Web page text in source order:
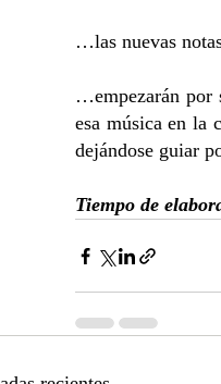
…las nuevas
…empezarán por
esa música en la
dejándose guiar
Tiempo de